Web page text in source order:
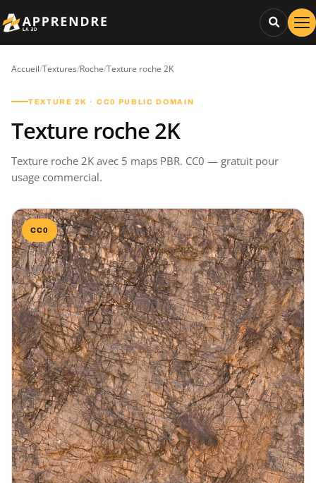
Accueil/Textures/Roche/Texture roche 2K
TEXTURE 2K · CC0 PUBLIC DOMAIN
Texture roche 2K
Texture roche 2K avec 5 maps PBR. CC0 — gratuit pour
usage commercial.
CC0